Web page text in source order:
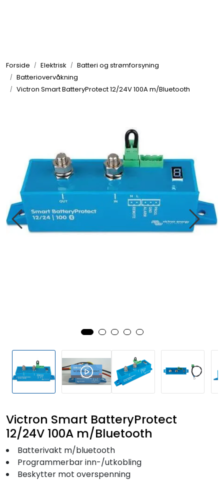
Forside Elektrisk
Batteri og strømforsyning
Batteriovervåkning
Victron Smart BatteryProtect 12/24V 100A m/Bluetooth
Victron Smart BatteryProtect
12/24V 100A m/Bluetooth
Batterivakt m/bluetooth
Programmerbar inn-/utkobling
Beskytter mot overspenning
Elektrisk
VVS
Motor/Styring
Fortøyning
Outlet
Kampanje